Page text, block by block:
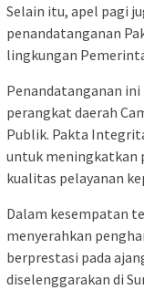
Selain itu, apel pagi
penandatanganan
lingkungan
Penandatanganan
perangkat daerah
Publik. Pakta
untuk meningkatkan
kualitas pelayanan
Dalam kesempatan
menyerahkan
berprestasi pada
diselenggarakan di